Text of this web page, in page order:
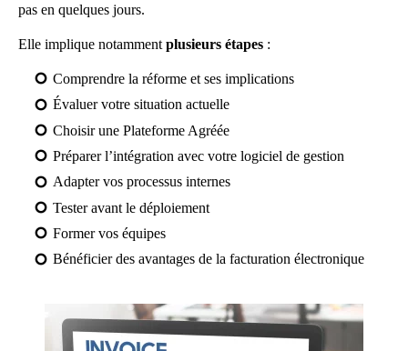
pas en quelques jours.
Elle implique notamment plusieurs étapes :
Comprendre la réforme et ses implications
Évaluer votre situation actuelle
Choisir une Plateforme Agréée
Préparer l’intégration avec votre logiciel de gestion
Adapter vos processus internes
Tester avant le déploiement
Former vos équipes
Bénéficier des avantages de la facturation électronique